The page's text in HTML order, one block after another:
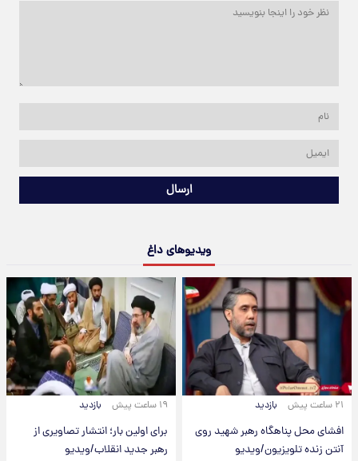
ارسال
ویدیوهای داغ
۲۱ ساعت پیش بازدید
افشای محل پناهگاه‌ رهبر شهید روی
آنتن زنده تلویزیون/ویدیو
۱۹ ساعت پیش بازدید
برای اولین بار؛ انتشار تصاویری از
رهبر جدید انقلاب/ویدیو